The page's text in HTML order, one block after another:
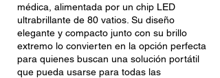
médica, alimentada por un chip LED
ultrabrillante de 80 vatios. Su diseño
elegante y compacto junto con su brillo
extremo lo convierten en la opción perfecta
para quienes buscan una solución portátil
que pueda usarse para todas las